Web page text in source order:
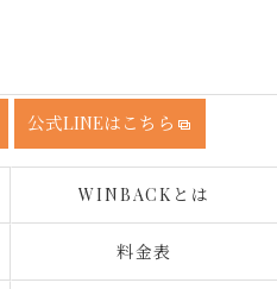
公式LINEはこちら
WINBACKとは
料金表